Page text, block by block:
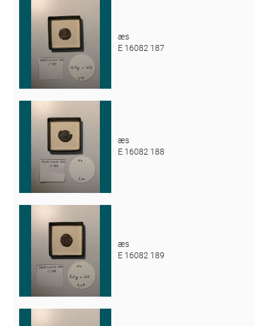
æs
E 16082 187
æs
E 16082 188
æs
E 16082 189